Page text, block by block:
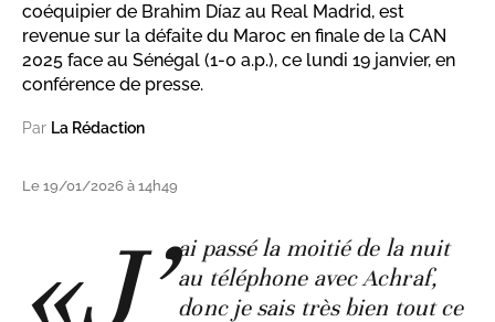
coéquipier de Brahim Díaz au Real Madrid, est
revenue sur la défaite du Maroc en finale de la CAN
2025 face au Sénégal (1-0 a.p.), ce lundi 19 janvier, en
conférence de presse.
Par La Rédaction
Le 19/01/2026 à 14h49
«J’ ai passé la moitié de la nuit
au téléphone avec Achraf,
donc je sais très bien tout ce